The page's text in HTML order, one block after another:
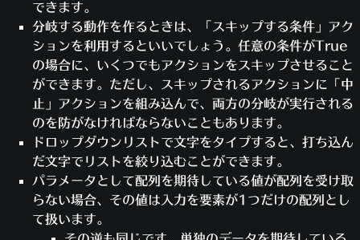
ヒーローが空中にいれば炎上しなくなるかどうか、
テストしてみましょう！
[戻る]を2回クリックします。
ゲームに入ると、ヒーローが炎に包まれてい
るはずです。この状態でジャンプして、ヒー
ローの炎上が止まるかどうか確認してみまし
ょう。
Escキーを押して[ワークショップ・エディタ
ー] をクリックし、スクリプトの設定を続けま
す。
最後に、ヒーローが地上にいるときにダメージが発
生するように設定しましょう。
るので最終的に
[ハンゾー, ファラ, ウィド
ウメイカー, アナ, アッシュ, ドゥームフィス
ト] となる可能性があります。
次のルールは、すべてのプレイヤーがいついかなる
時も必ず同じヒーローをプレイするというものにな
ります。
ルールを追加し、このルールの役割がわかる
ようにコメントを入力します。
イベントタイプを[進行中 - 各プレイヤー]に
設定します。これは、各プレイヤーが自分の
ルールのインスタンスを実行するという意味
です。
できます。
分岐する動作を作るときは、「スキップする条件」アク
ションを利用するといいでしょう。任意の条件がTrue
の場合に、いくつでもアクションをスキップさせること
ができます。ただし、スキップされるアクションに「中
止」アクションを組み込んで、両方の分岐が実行される
のを防がなければならないこともあります。
ドロップダウンリストで文字をタイプすると、打ち込ん
だ文字でリストを絞り込むことができます。
パラメータとして配列を期待している値が配列を受け取
らない場合、その値は入力を要素が1つだけの配列とし
て扱います。